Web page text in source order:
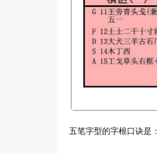
五笔字型的字根口诀是：